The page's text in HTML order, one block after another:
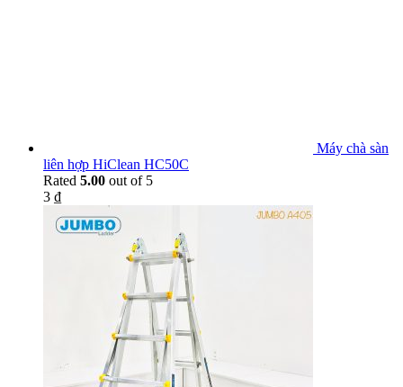
Máy chà sàn
liên hợp HiClean HC50C
Rated 5.00 out of 5
3 ₫